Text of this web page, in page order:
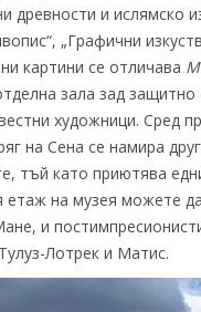
древности и ислямско
„Графични
картини се отличава
зала зад
художници. Сред
на Сена се намира
тъй като приютява
етаж на музея можете
и
Лотрек и Матис.